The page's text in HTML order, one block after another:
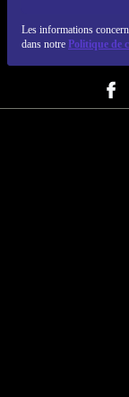
Les informations
dans notre Politique de